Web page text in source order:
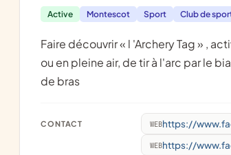
Active Montescot Sport Club de
faire découvrir « l 'Archery Tag » , activitée de loisirs dans des affrontements par équipes ou individuellement en salle
ou en pleine air, de tir à l'arc par le
de bras
CONTACT WEBhttps://
WEBhttps://